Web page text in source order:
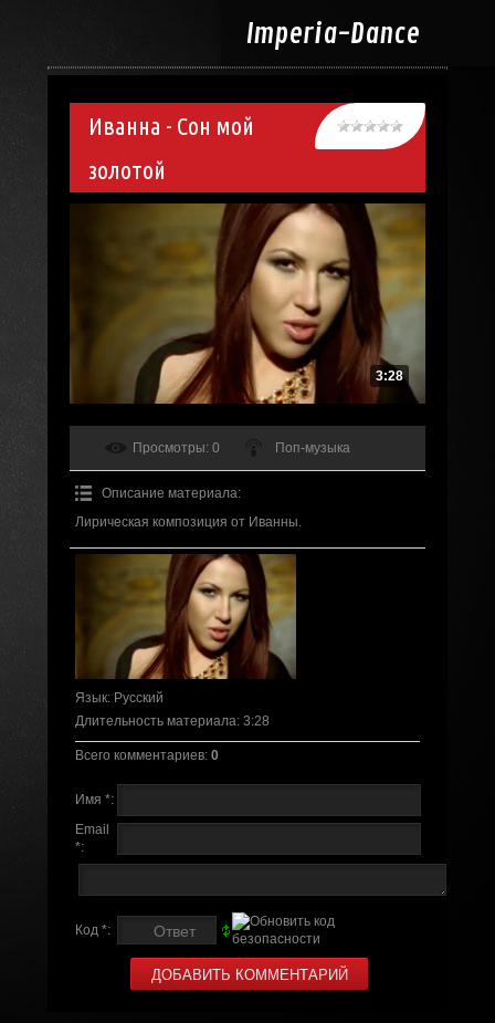
Imperia-Dance
Иванна - Сон мой
золотой
3:28
Просмотры: 0 Поп-музыка
Описание материала:
Лирическая композиция от Иванны.
Язык: Русский
Длительность материала: 3:28
Всего комментариев: 0
Имя *:
Email
*:
Код *: